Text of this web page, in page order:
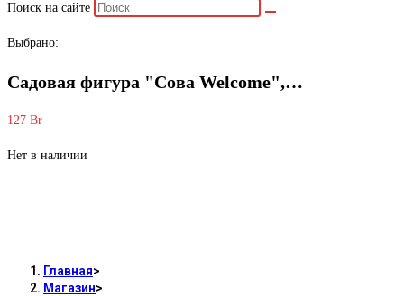
Поиск на сайте
Выбрано:
Садовая фигура "Сова Welcome",…
127 Br
Нет в наличии
Главная>
Магазин>